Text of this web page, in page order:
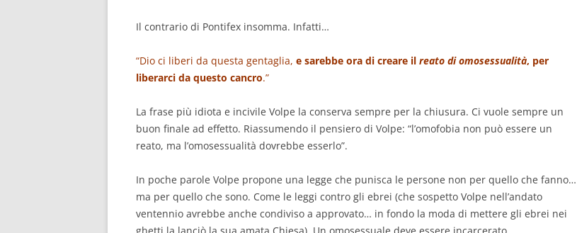
Il contrario di Pontifex insomma. Infatti…
“Dio ci liberi da questa gentaglia, e sarebbe ora di creare il reato di omosessualità, per
liberarci da questo cancro.”
La frase più idiota e incivile Volpe la conserva sempre per la chiusura. Ci vuole sempre un
buon finale ad effetto. Riassumendo il pensiero di Volpe: “l’omofobia non può essere un
reato, ma l’omosessualità dovrebbe esserlo”.
In poche parole Volpe propone una legge che punisca le persone non per quello che fanno…
ma per quello che sono. Come le leggi contro gli ebrei (che sospetto Volpe nell’andato
ventennio avrebbe anche condiviso a approvato… in fondo la moda di mettere gli ebrei nei